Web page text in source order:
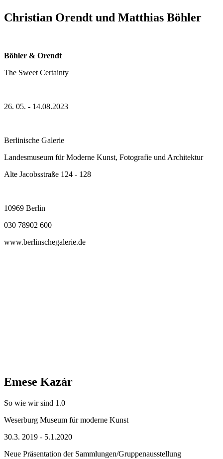
Christian Orendt und Matthias Böhler
Böhler & Orendt
The Sweet Certainty
26. 05. - 14.08.2023
Berlinische Galerie
Landesmuseum für Moderne Kunst, Fotografie und Architektur
Alte Jacobsstraße 124 - 128
10969 Berlin
030 78902 600
www.berlinschegalerie.de
Emese Kazár
So wie wir sind 1.0
Weserburg Museum für moderne Kunst
30.3. 2019 - 5.1.2020
Neue Präsentation der Sammlungen/Gruppenausstellung